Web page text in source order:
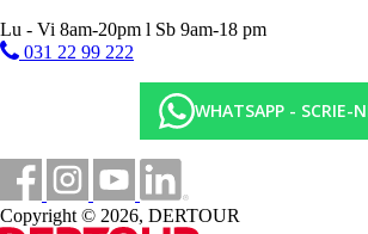
Lu - Vi 8am-20pm l Sb 9am-18 pm
031 22 99 222
WHATSAPP - SCRIE-
Copyright © 2026, DERTOUR